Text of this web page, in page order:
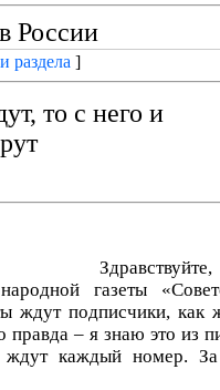
России
раздела ]
то с него и
Здравствуйте,
газеты
ждут подписчики, как
– я знаю это из
ждут каждый номер.